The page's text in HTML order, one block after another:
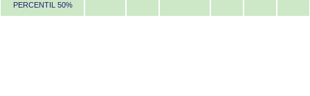
PERCENTIL 50%